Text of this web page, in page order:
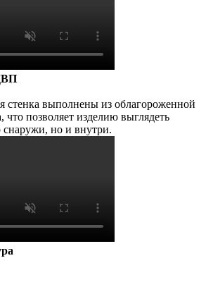
стенка выполнены из облагороженной
позволяет изделию выглядеть
снаружи, но и внутри.